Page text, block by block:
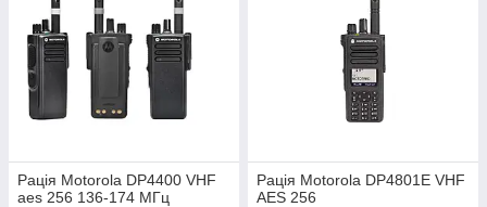
Рація Motorola DP4400 VHF
aes 256 136-174 МГц
Рація Motorola DP4801E VHF
AES 256